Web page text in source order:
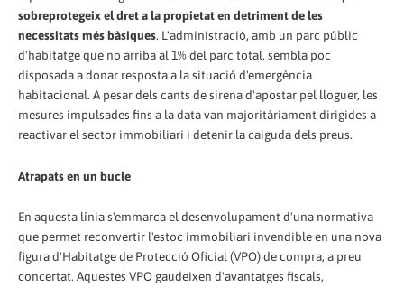
sobreprotegeix el dret a la propietat en detriment de les
necessitats més bàsiques. L'administració, amb un parc públic
d'habitatge que no arriba al 1% del parc total, sembla poc
disposada a donar resposta a la situació d'emergència
habitacional. A pesar dels cants de sirena d'apostar pel lloguer, les
mesures impulsades fins a la data van majoritàriament dirigides a
reactivar el sector immobiliari i detenir la caiguda dels preus.
Atrapats en un bucle
En aquesta línia s'emmarca el desenvolupament d'una normativa
que permet reconvertir l'estoc immobiliari invendible en una nova
figura d'Habitatge de Protecció Oficial (VPO) de compra, a preu
concertat. Aquestes VPO gaudeixen d'avantatges fiscals,